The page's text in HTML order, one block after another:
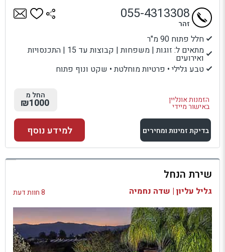
חלל פתוח 90 מ"ר
מתאים ל: זוגות | משפחות | קבוצות עד 15 | התכנסויות
ואירועים
טבע גלילי • פרטיות מוחלטת • שקט ונוף פתוח
הזמנות אונליין
באישור מיידי
055-4313308
זהר
החל מ
₪1000
בדיקת זמינות ומחירים
למתחם זה
בדיקת זמינות ומחירים
למידע נוסף
שירת הנחל
גליל עליון | שדה נחמיה 8 חוות דעת